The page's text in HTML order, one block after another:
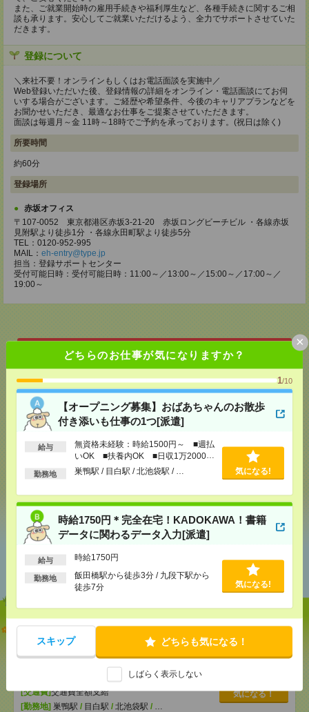
どちらのお仕事が気になりますか？
1/10
【オープニング募集】おばあちゃんのお散歩
付き添いも仕事の1つ[派遣]
給与
無資格未経験：時給1500円～ ■週払
いOK ■扶養内OK ■日収1万2000円
以上
勤務地 巣鴨駅 / 目白駅 / 北池袋駅 / … 気になる!
時給1750円＊完全在宅！KADOKAWA！書籍
データに関わるデータ入力[派遣]
給与 時給1750円
勤務地
飯田橋駅から徒歩3分 / 九段下駅から
徒歩7分
気になる!
スキップ どちらも気になる！
しばらく表示しない
×
また、ご就業開始時の雇用手続きや福利厚生など、各種手続きに関するご相
談も承ります。安心してご就業いただけるよう、全力でサポートさせていた
だきます。
登録について
＼来社不要！オンラインもしくはお電話面談を実施中／
Web登録いただいた後、登録情報の詳細をオンライン・電話面談にてお伺
いする場合がございます。ご経歴や希望条件、今後のキャリアプランなどを
お聞かせいただき、最適なお仕事をご提案させていただきます。
面談は毎週月～金 11時～18時でご予約を承っております。(祝日は除く)
所要時間
約60分
登録場所
赤坂オフィス
〒107-0052 東京都港区赤坂3-21-20 赤坂ロングビーチビル ・各線赤坂
見附駅より徒歩1分 ・各線永田町駅より徒歩5分
TEL：0120-952-995
MAIL： eh-entry@type.jp
担当：登録サポートセンター
受付可能日時：受付可能日時：11:00～／13:00～／15:00～／17:00～／
19:00～
応募ページへ
気になる！
メールで送る LINE で送る
シェア ツイート ブックマーク
あなたの閲覧履歴からの
【オープニング募集】おばあちゃんのお散歩付き添
いも仕事の1つ[派遣]
無資格未経験：時給1500円～ ■週払い
OK ■扶養内OK ■日収1万2000円以上
[交通費]交通費全額支給
[勤務地] 巣鴨駅 / 目白駅 / 北池袋駅 / …
気になる！